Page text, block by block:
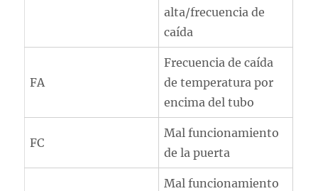
alta/frecuencia de
caída
FA
Frecuencia de caída
de temperatura por
encima del tubo
FC
Mal funcionamiento
de la puerta
Mal funcionamiento